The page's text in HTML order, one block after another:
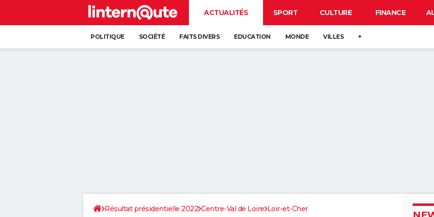
ACTUALITÉS SPORT CULTURE FINANCE
POLITIQUE SOCIÉTÉ FAITS DIVERS EDUCATION MONDE VILLES +
Résultat présidentielle 2022 Centre-Val de Loire Loir-et-Cher